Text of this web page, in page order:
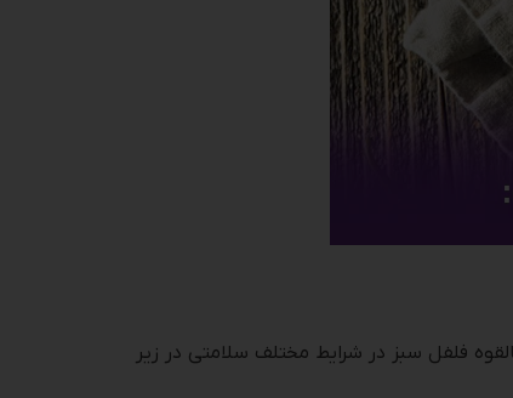
فلفل سبز در شرایط مختلف سلامتی در زیر